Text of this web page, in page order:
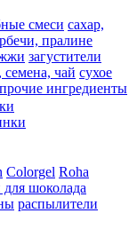
смеси сахар,
пралине
загустители
семена, чай сухое
прочие ингредиенты
Colorgel Roha
шоколада
распылители